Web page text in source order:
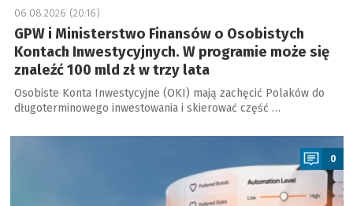
06.08.2026 (20:16)
GPW i Ministerstwo Finansów o Osobistych
Kontach Inwestycyjnych. W programie może się
znaleźć 100 mld zł w trzy lata
Osobiste Konta Inwestycyjne (OKI) mają zachęcić Polaków do
długoterminowego inwestowania i skierować część …
a
0